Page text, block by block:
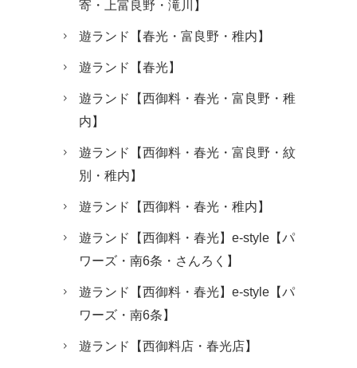
寄・上富良野・滝川】
遊ランド【春光・富良野・稚内】
遊ランド【春光】
遊ランド【西御料・春光・富良野・稚
内】
遊ランド【西御料・春光・富良野・紋
別・稚内】
遊ランド【西御料・春光・稚内】
遊ランド【西御料・春光】e-style【パ
ワーズ・南6条・さんろく】
遊ランド【西御料・春光】e-style【パ
ワーズ・南6条】
遊ランド【西御料店・春光店】